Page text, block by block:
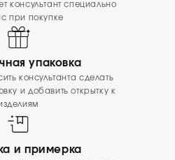
консультант специально
при покупке
упаковка
консультанта сделать
и добавить открытку к
и примерка